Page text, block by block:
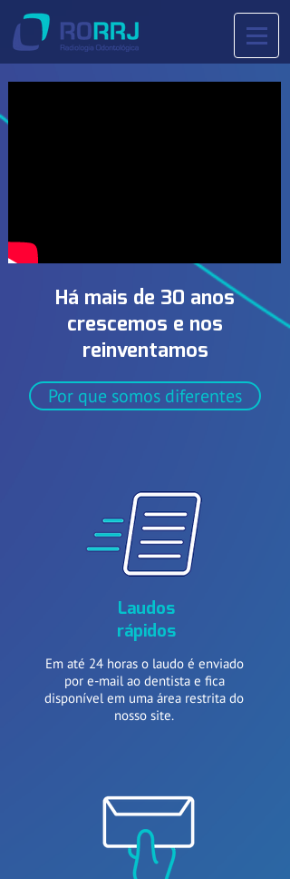
Há mais de 30 anos
crescemos e nos
reinventamos
Por que somos diferentes
Laudos
rápidos
Em até 24 horas o laudo é enviado
por e-mail ao dentista e fica
disponível em uma área restrita do
nosso site.